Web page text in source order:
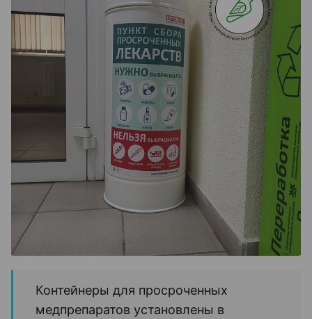
Контейнеры для просроченных
медпрепаратов установлены в